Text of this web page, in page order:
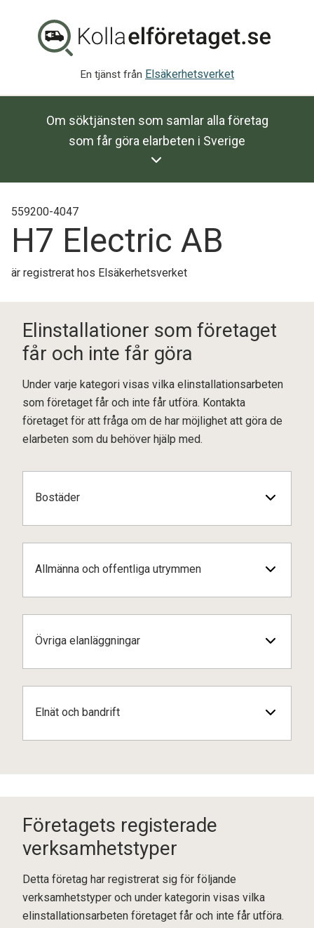
En tjänst från Elsäkerhetsverket
Om söktjänsten som samlar alla företag
som får göra elarbeten i Sverige
559200-4047
H7 Electric AB
är registrerat hos Elsäkerhetsverket
Elinstallationer som företaget
får och inte får göra
Under varje kategori visas vilka elinstallationsarbeten
som företaget får och inte får utföra. Kontakta
företaget för att fråga om de har möjlighet att göra de
elarbeten som du behöver hjälp med.
Bostäder
Allmänna och offentliga utrymmen
Övriga elanläggningar
Elnät och bandrift
Företagets registerade
verksamhetstyper
Detta företag har registrerat sig för följande
verksamhetstyper och under kategorin visas vilka
elinstallationsarbeten företaget får och inte får utföra.